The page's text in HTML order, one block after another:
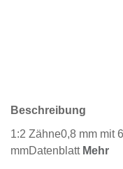
Beschreibung
1:2 Zähne0,8 mm mit
mmDatenblatt Mehr